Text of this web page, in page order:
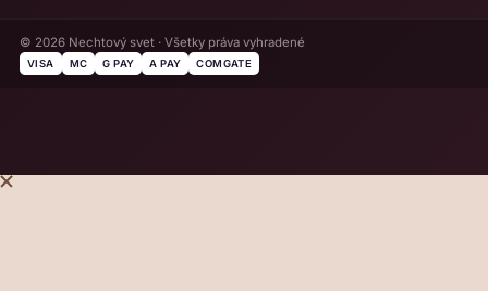
© 2026 Nechtový svet · Všetky práva vyhradené
VISA MC G PAY A PAY COMGATE